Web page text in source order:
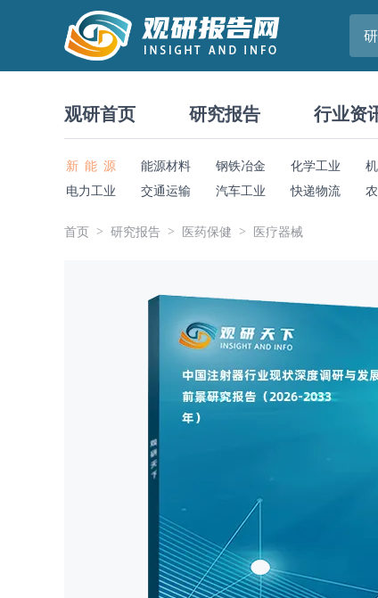
观研首页 研究报告 行业资
新 能 源 能源材料 钢铁冶金 化学工业
电力工业
交通运输 汽车工业 快递物流
首页 研究报告 医药保健 医疗器械